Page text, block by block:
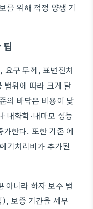
를 위해 적정 양생 기
요구 두께, 표면전처
위에 따라 크게 달
의 바닥은 비용이 낮
내화학·내마모 성능
가한다. 또한 기존 에
기처리비가 추가된
아니라 하자 보수 범
), 보증 기간을 세부